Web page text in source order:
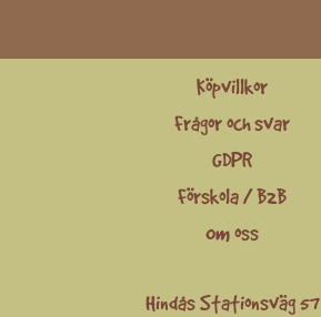
Köpvillkor
Frågor och svar
GDPR
Förskola / B2B
Om oss
Hindås Stationsväg 57